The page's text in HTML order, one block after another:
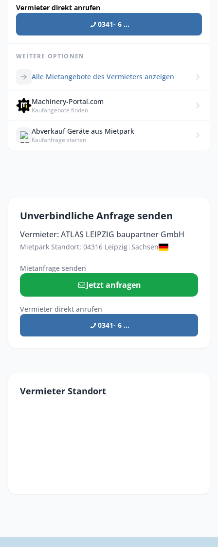
Vermieter direkt anrufen
0341- 6 ...
WEITERE OPTIONEN
Alle Mietangebote des Vermieters anzeigen
Machinery-Portal.com
Kaufangebote finden
Abverkauf Geräte aus Mietpark
Kaufanfrage starten
Unverbindliche Anfrage senden
Vermieter: ATLAS LEIPZIG baupartner GmbH
Mietpark Standort: 04316 Leipzig| Sachsen
Mietanfrage senden
Jetzt anfragen
Vermieter direkt anrufen
0341- 6 ...
Vermieter Standort